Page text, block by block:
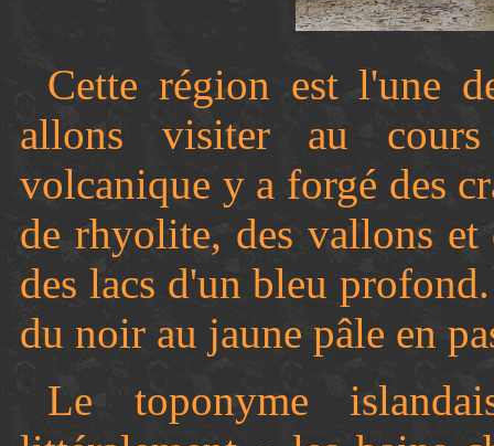
Cette région est l'une
allons visiter au
volcanique y a forgé des
de rhyolite, des vallons
des lacs d'un bleu
du noir au jaune pâle en
Le toponyme